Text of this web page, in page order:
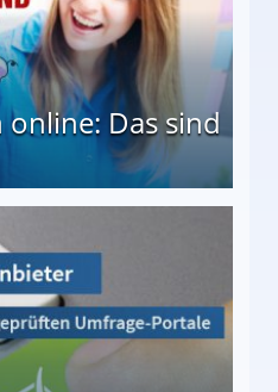
Das sind